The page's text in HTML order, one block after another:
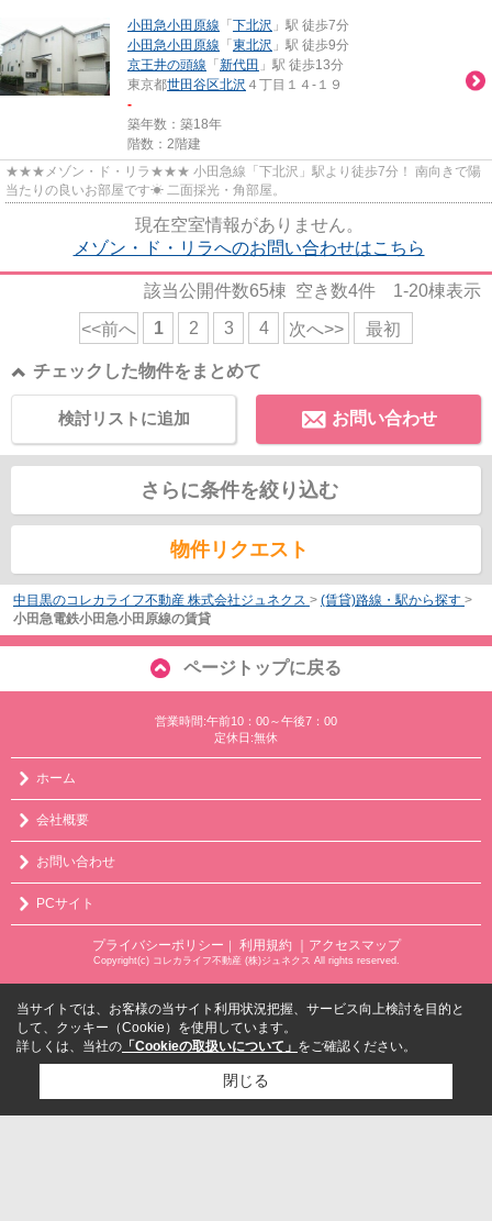
小田急小田原線 「 下北沢 」駅 徒歩7分
小田急小田原線 「 東北沢 」駅 徒歩9分
京王井の頭線 「 新代田 」駅 徒歩13分
東京都世田谷区北沢 ４丁目１４-１９
-
築年数：築18年
階数：2階建
★★★メゾン・ド・リラ★★★ 小田急線「下北沢」駅より徒歩7分！ 南向きで陽
当たりの良いお部屋です☀ 二面採光・角部屋。
現在空室情報がありません。
メゾン・ド・リラへのお問い合わせはこちら
該当公開件数65棟 空き数4件 1-20棟表示
<<前へ 1 2 3 4 次へ>> 最初
チェックした物件をまとめて
お問い合わせ
検討リストに追加
さらに条件を絞り込む
物件リクエスト
中目黒のコレカライフ不動産 株式会社ジュネクス > (賃貸)路線・駅から探す >
小田急電鉄小田急小田原線の賃貸
ページトップに戻る
営業時間:午前10：00～午後7：00
定休日:無休
ホーム
会社概要
お問い合わせ
PCサイト
プライバシーポリシー ｜ 利用規約 ｜アクセスマップ
Copyright(c) コレカライフ不動産 (株)ジュネクス All rights reserved.
当サイトでは、お客様の当サイト利用状況把握、サービス向上検討を目的と
して、クッキー（Cookie）を使用しています。
詳しくは、当社の 「Cookieの取扱いについて」 をご確認ください。
閉じる